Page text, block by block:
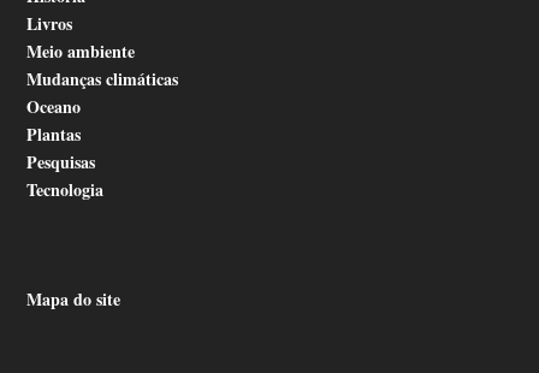
Livros
Meio ambiente
Mudanças climáticas
Oceano
Plantas
Pesquisas
Tecnologia
Mapa do site